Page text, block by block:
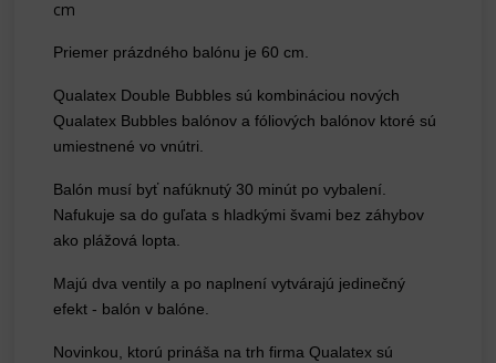
cm
Priemer prázdného balónu je 60 cm.
Qualatex Double Bubbles sú kombináciou nových
Qualatex Bubbles balónov a fóliových balónov ktoré sú
umiestnené vo vnútri.
Balón musí byť nafúknutý 30 minút po vybalení.
Nafukuje sa do guľata s hladkými švami bez záhybov
ako plážová lopta.
Majú dva ventily a po naplnení vytvárajú jedinečný
efekt - balón v balóne.
Novinkou, ktorú prináša na trh firma Qualatex sú